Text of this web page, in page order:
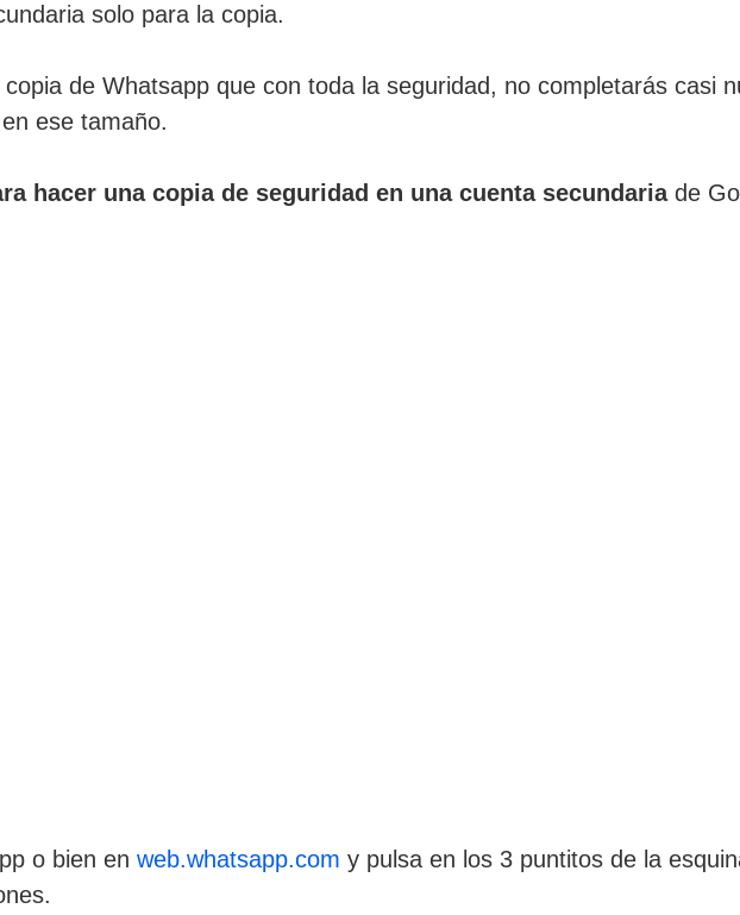
solo para la copia.
de Whatsapp que con toda la seguridad, no completarás casi
ese tamaño.
hacer una copia de seguridad en una cuenta secundariade
o bien en web.whatsapp.com y pulsa en los 3 puntitos de la